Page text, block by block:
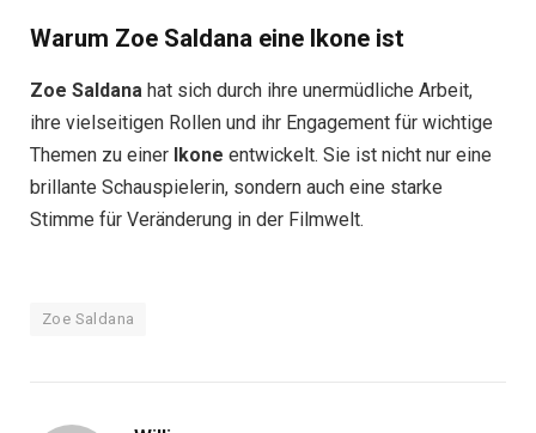
Warum Zoe Saldana eine Ikone ist
Zoe Saldana hat sich durch ihre unermüdliche Arbeit,
ihre vielseitigen Rollen und ihr Engagement für wichtige
Themen zu einer Ikone entwickelt. Sie ist nicht nur eine
brillante Schauspielerin, sondern auch eine starke
Stimme für Veränderung in der Filmwelt.
Zoe Saldana